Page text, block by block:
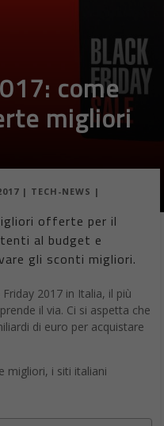
come
migliori
| TECH-NEWS |
offerte per il
al budget e
gli sconti migliori.
2017 in Italia, il più
il via. Ci si aspetta che
di euro per acquistare
migliori, i siti italiani